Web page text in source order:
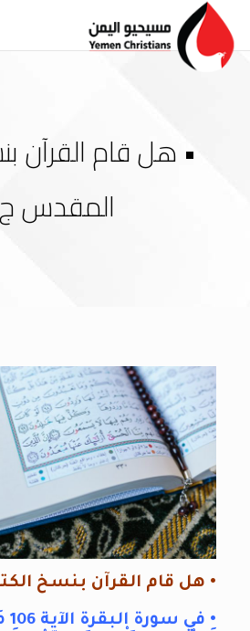
• هل قام القرآن
المقدس ج 1
• هل قام القرآن بنسخ
•